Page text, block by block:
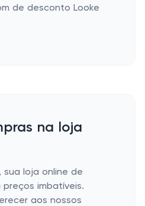
na loja
sua loja online de
imbatíveis.
aos nossos